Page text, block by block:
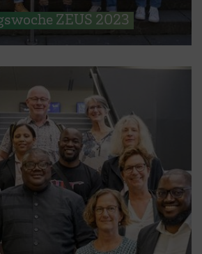
ZEUS 2023